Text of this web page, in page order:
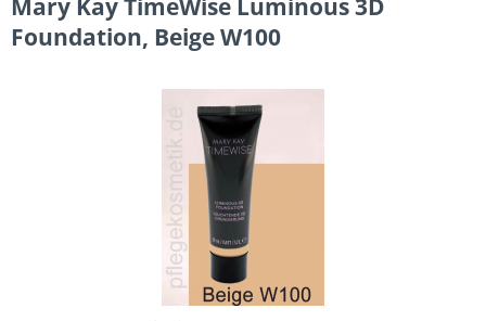
Mary Kay TimeWise Luminous 3D
Foundation, Beige W100